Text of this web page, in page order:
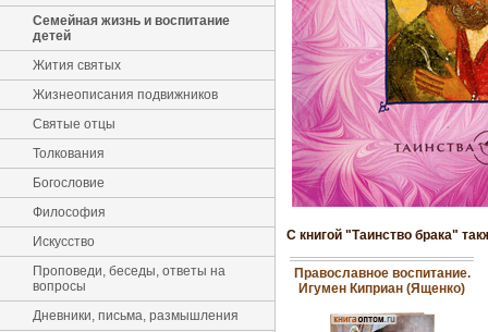
Семейная жизнь и воспитание
детей
Жития святых
Жизнеописания подвижников
Святые отцы
Толкования
Богословие
Философия
Искусство
Проповеди, беседы, ответы на
вопросы
Дневники, письма, размышления
С книгой "Таинство брака"
Православное воспитание.
Игумен Киприан (Ященко)